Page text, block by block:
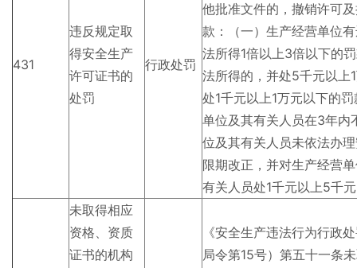
431
违反规定取
得安全生产
许可证书的
处罚
行政处罚
他批准文件的，撤销许可
款：（一）生产经营单位
法所得1倍以上3倍以下的
法所得的，并处5千元以上
处1千元以上1万元以下的
单位及其有关人员在3年内
位及其有关人员未依法办
限期改正，并对生产经营
有关人员处1千元以上5千
未取得相应
资格、资质
证书的机构
《安全生产违法行为行政
局令第15号）第五十一条